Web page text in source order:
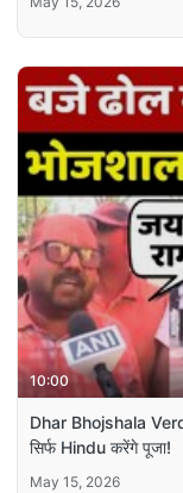
10:00
Dhar Bhojshala
सिर्फ Hindu करेंगे पूजा!
May 15, 2026